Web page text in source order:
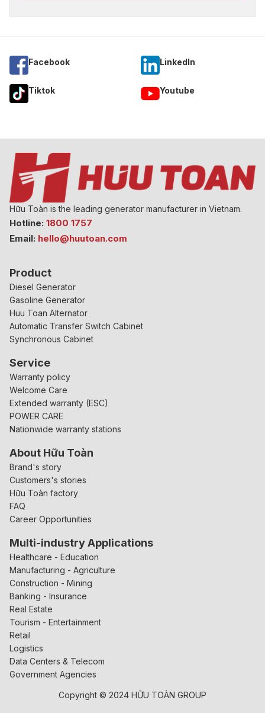
Facebook Linkedln
Tiktok Youtube
Hữu Toàn is the leading generator manufacturer in Vietnam.
Hotline: 1800 1757
Email: hello@huutoan.com
Product
Diesel Generator
Gasoline Generator
Huu Toan Alternator
Automatic Transfer Switch Cabinet
Synchronous Cabinet
Service
Warranty policy
Welcome Care
Extended warranty (ESC)
POWER CARE
Nationwide warranty stations
About Hữu Toàn
Brand's story
Customers's stories
Hữu Toàn factory
FAQ
Career Opportunities
Multi-industry Applications
Healthcare - Education
Manufacturing - Agriculture
Construction - Mining
Banking - Insurance
Real Estate
Tourism - Entertainment
Retail
Logistics
Data Centers & Telecom
Government Agencies
Copyright © 2024 HỮU TOÀN GROUP